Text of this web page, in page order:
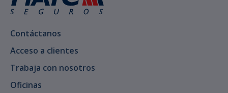
Contáctanos
Acceso a clientes
Trabaja con nosotros
Oficinas